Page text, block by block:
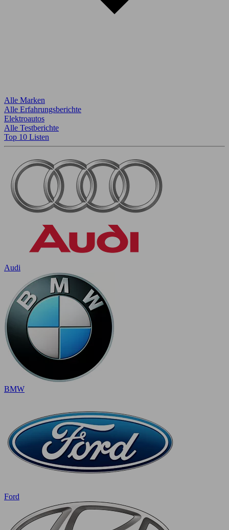
Alle Marken
Alle Erfahrungsberichte
Elektroautos
Alle Testberichte
Top 10 Listen
Audi
BMW
Ford